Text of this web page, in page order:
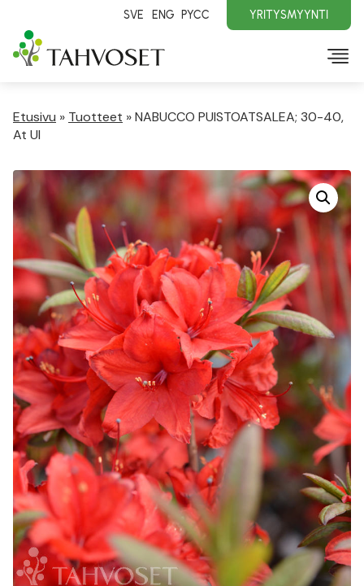
SVE ENG PYCC YRITYSMYYNTI
Etusivu » Tuotteet »NABUCCO PUISTOATSALEA; 30-40,
At Ul